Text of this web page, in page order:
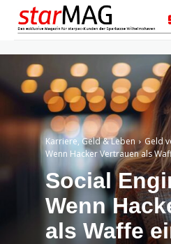
Karriere, Geld & Leben Geld
Wenn Hacker Vertrauen als
Social
Wenn
als Waffe